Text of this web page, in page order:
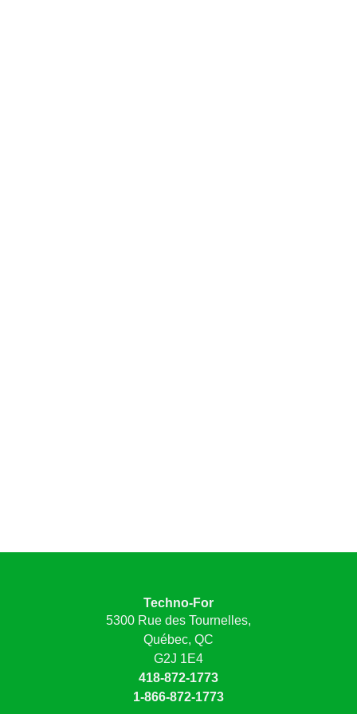
Techno-For
5300 Rue des Tournelles,
Québec, QC
G2J 1E4
418-872-1773
1-866-872-1773